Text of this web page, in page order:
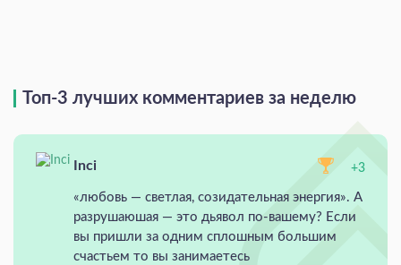
Топ-3 лучших комментариев за неделю
Inci +3
«любовь — светлая, созидательная энергия». А
разрушаюшая — это дьявол по-вашему? Если
вы пришли за одним сплошным большим
счастьем то вы занимаетесь